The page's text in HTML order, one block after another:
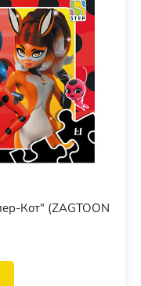
Кот" (ZAGTOON